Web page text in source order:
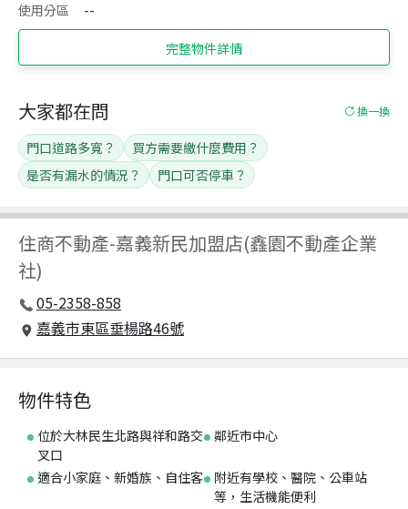
使用分區
--
完整物件詳情
住商不動產-嘉義新民加盟店(鑫園不動產企業
社)
05-2358-858
嘉義市東區垂楊路46號
大家都在問 換一換
門口道路多寬？
買方需要繳什麼費用？
是否有漏水的情況？
門口可否停車？
物件特色
位於大林民生北路與祥和路交
叉口
鄰近市中心
適合小家庭、新婚族、自住客
附近有學校、醫院、公車站
等，生活機能便利